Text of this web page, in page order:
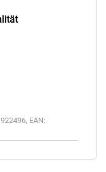
, EAN: